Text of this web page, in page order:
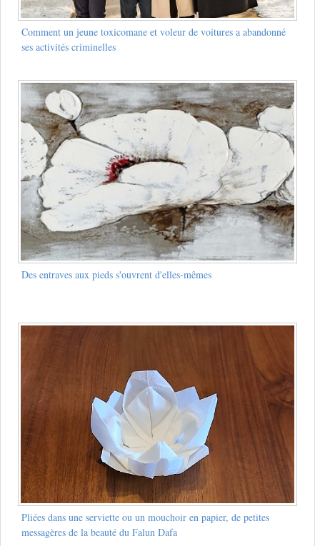
Comment un jeune toxicomane et voleur de voitures a abandonné
ses activités criminelles
Des entraves aux pieds s'ouvrent d'elles-mêmes
Pliées dans une serviette ou un mouchoir en papier, de petites
messagères de la beauté du Falun Dafa